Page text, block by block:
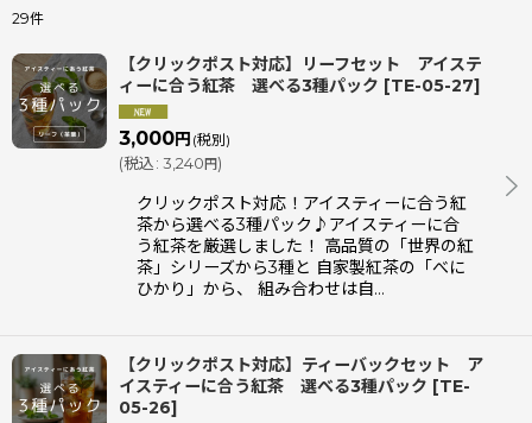
表示数:
並び順:
絞り込む
29件
【クリックポスト対応】リーフセット アイステ
ィーに合う紅茶 選べる3種パック [TE-05-27]
3,000円 (税別)
(税込: 3,240円)
クリックポスト対応！アイスティーに合う紅
茶から選べる3種パック♪アイスティーに合
う紅茶を厳選しました！ 高品質の「世界の紅
茶」シリーズから3種と 自家製紅茶の「べに
ひかり」から、 組み合わせは自…
【クリックポスト対応】ティーバックセット ア
イスティーに合う紅茶 選べる3種パック [TE-
05-26]